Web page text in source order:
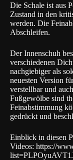
Die Schale ist aus
Zustand in den
werden. Die
Abschleifen.
Der Innenschuh
verschiedenen
nachgiebiger als
neuesten Version
verstellbar und
Fußgewölbe sind
Feinabstimmung
gedrückt und
Einblick in diesen
Videos: https://